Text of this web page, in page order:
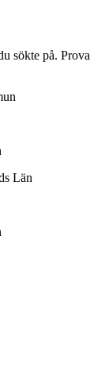
sökte på. Prova
Län